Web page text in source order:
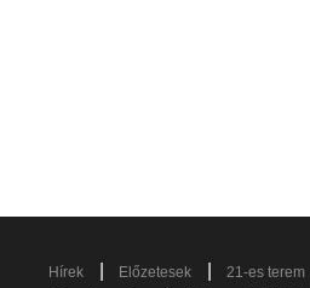
Hírek Előzetesek
21-es terem